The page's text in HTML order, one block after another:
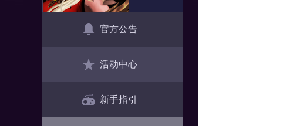
官方公告
活动中心
新手指引